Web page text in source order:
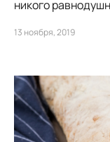
никого
13 ноября, 2019